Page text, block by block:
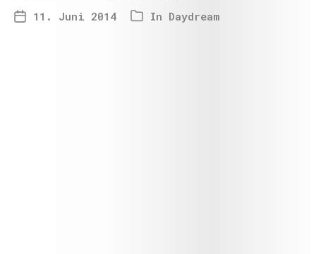
11. Juni 2014 In Daydream